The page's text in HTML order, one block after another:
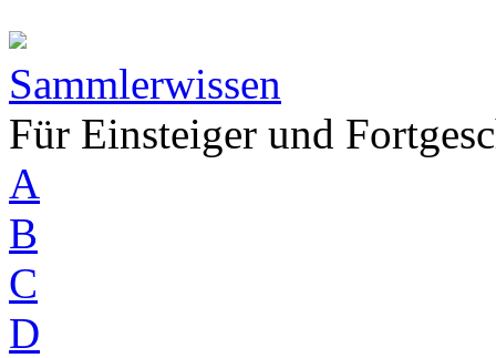
Sammlerwissen
Für Einsteiger und
A
B
C
D